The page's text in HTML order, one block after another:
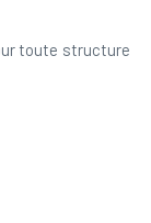
toute structure